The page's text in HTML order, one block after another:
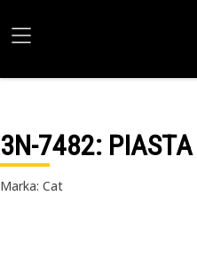
3N-7482: PIASTA
Marka: Cat